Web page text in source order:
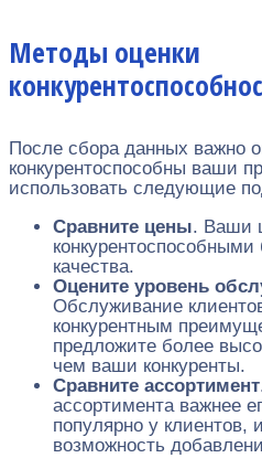
Методы оценки
После сбора данных важно
конкурентоспособны ваши
использовать следующие
Сравните цены. Ваши
качества.
Оцените уровень
Обслуживание
конкурентным
предложите более
чем ваши конкуренты.
Сравните ассортимент
ассортимента важнее
популярно у клиентов,
возможность